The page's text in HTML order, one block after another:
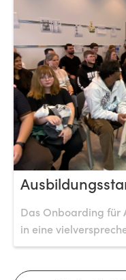
Das Onboarding für
in eine